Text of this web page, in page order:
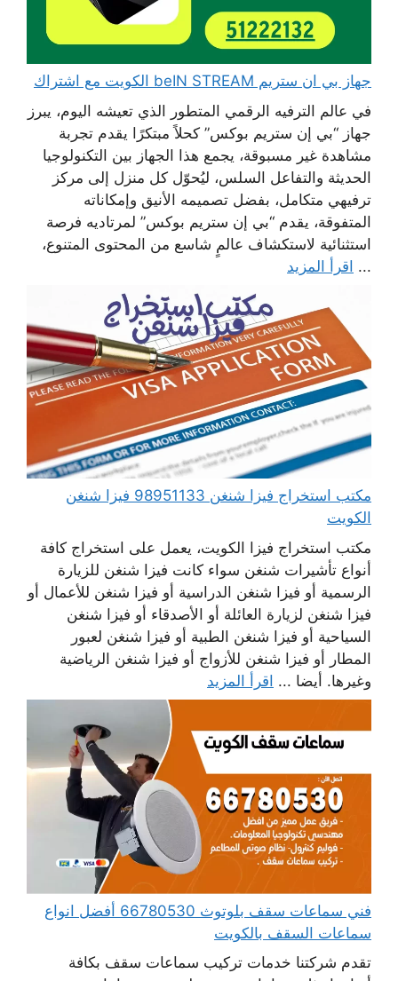
جهاز بي ان ستريم beIN STREAM الكويت مع اشتراك
في عالم الترفيه الرقمي المتطور الذي تعيشه اليوم، يبرز
جهاز “بي إن ستريم بوكس” كحلاً مبتكرًا يقدم تجربة
مشاهدة غير مسبوقة، يجمع هذا الجهاز بين التكنولوجيا
الحديثة والتفاعل السلس، ليُحوّل كل منزل إلى مركز
ترفيهي متكامل، بفضل تصميمه الأنيق وإمكاناته
المتفوقة، يقدم “بي إن ستريم بوكس” لمرتاديه فرصة
استثنائية لاستكشاف عالمٍ شاسع من المحتوى المتنوع،
... اقرأ المزيد
مكتب استخراج فيزا شنغن 98951133 فيزا شنغن
الكويت
مكتب استخراج فيزا الكويت، يعمل على استخراج كافة
أنواع تأشيرات شنغن سواء كانت فيزا شنغن للزيارة
الرسمية أو فيزا شنغن الدراسية أو فيزا شنغن للأعمال أو
فيزا شنغن لزيارة العائلة أو الأصدقاء أو فيزا شنغن
السياحية أو فيزا شنغن الطبية أو فيزا شنغن لعبور
المطار أو فيزا شنغن للأزواج أو فيزا شنغن الرياضية
وغيرها. أيضا ... اقرأ المزيد
فني سماعات سقف بلوتوث 66780530 أفضل انواع
سماعات السقف بالكويت
تقدم شركتنا خدمات تركيب سماعات سقف بكافة